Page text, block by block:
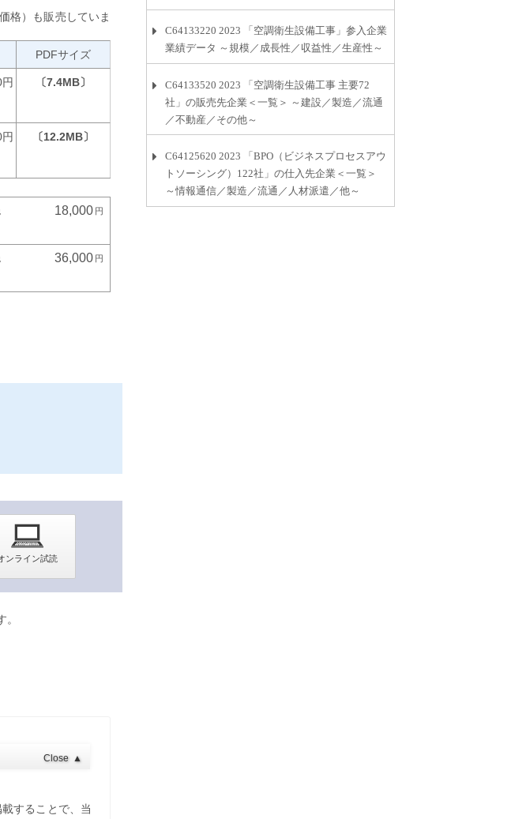
格）も販売していま
PDFサイズ
〔7.4MB〕
〔12.2MB〕
18,000
36,000
Close ▲
することで、当
C64133220 2023 「空調衛生設備工事」参入企業
業績データ ～規模／成長性／収益性／生産性～
C64133520 2023 「空調衛生設備工事 主要72
社」の販売先企業＜一覧＞ ～建設／製造／流通
／不動産／その他～
C64125620 2023 「BPO（ビジネスプロセスアウ
トソーシング）122社」の仕入先企業＜一覧＞
～情報通信／製造／流通／人材派遣／他～